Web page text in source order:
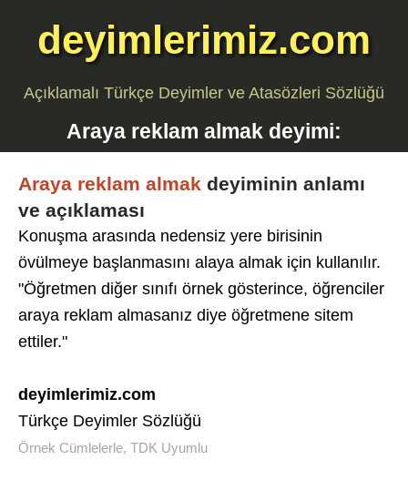
deyimlerimiz.com
Açıklamalı Türkçe Deyimler ve Atasözleri Sözlüğü
Araya reklam almak deyimi:
Araya reklam almak deyiminin anlamı
ve açıklaması
Konuşma arasında nedensiz yere birisinin
övülmeye başlanmasını alaya almak için kullanılır.
"Öğretmen diğer sınıfı örnek gösterince, öğrenciler
araya reklam almasanız diye öğretmene sitem
ettiler."
deyimlerimiz.com
Türkçe Deyimler Sözlüğü
Örnek Cümlelerle, TDK Uyumlu